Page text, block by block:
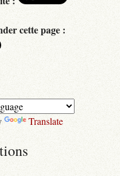
cette page :
Translate